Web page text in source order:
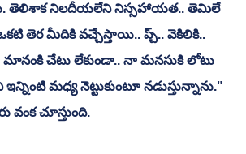
తెలిశాక నిలదీయలేని నిస్సహాయత.. తెమిలే
తెర మీదికి వచ్చేస్తాయి.. ప్చ్.. వెకిలికి..
చేటు లేకుండా.. నా మనసుకి లోటు
మధ్య నెట్టుకుంటూ నడుస్తున్నాను."
వంక చూస్తుంది.